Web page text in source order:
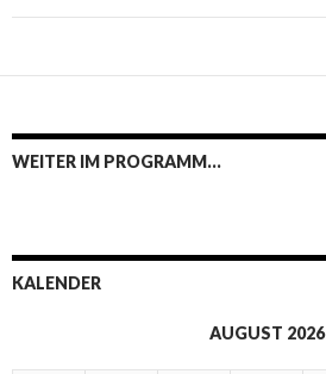
WEITER IM PROGRAMM…
KALENDER
AUGUST 2026